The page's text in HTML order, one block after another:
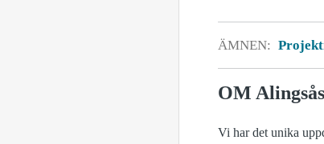
ÄMNEN:
OM
Vi har det unika